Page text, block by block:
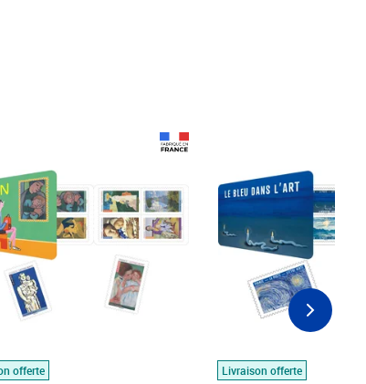
offerte
Livraison offerte